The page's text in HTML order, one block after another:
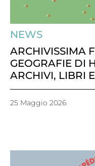
NEWS
ARCHIVISSIMA
GEOGRAFIE DI
ARCHIVI, LIBRI
25 Maggio 2026